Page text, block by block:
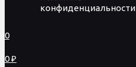
конфиденциальности
0
0 ₽